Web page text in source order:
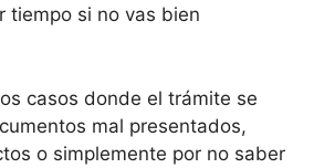
tiempo si no vas bien
casos donde el trámite se
mal presentados,
o simplemente por no saber